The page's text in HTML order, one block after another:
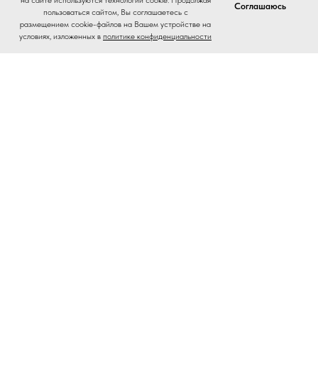
Home Catalog Journal
пользоваться сайтом, Вы соглашаетесь с
размещением cookie-файлов на Вашем устройстве на
условиях, изложенных в политике конфиденциальности
Соглашаюсь